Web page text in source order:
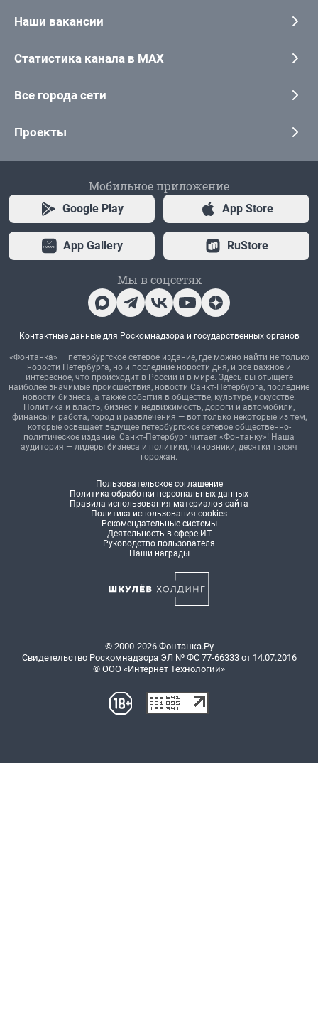
Наши вакансии
Статистика канала в MAX
Все города сети
Проекты
Мобильное приложение
Google Play App Store
App Gallery RuStore
Мы в соцсетях
Контактные данные для Роскомнадзора и государственных органов
«Фонтанка» — петербургское сетевое издание, где можно найти не только
новости Петербурга, но и последние новости дня, и все важное и
интересное, что происходит в России и в мире. Здесь вы отыщете
наиболее значимые происшествия, новости Санкт-Петербурга, последние
новости бизнеса, а также события в обществе, культуре, искусстве.
Политика и власть, бизнес и недвижимость, дороги и автомобили,
финансы и работа, город и развлечения — вот только некоторые из тем,
которые освещает ведущее петербургское сетевое общественно-
политическое издание. Санкт-Петербург читает «Фонтанку»! Наша
аудитория — лидеры бизнеса и политики, чиновники, десятки тысяч
горожан.
Пользовательское соглашение
Политика обработки персональных данных
Правила использования материалов сайта
Политика использования cookies
Рекомендательные системы
Деятельность в сфере ИТ
Руководство пользователя
Наши награды
© 2000-2026 Фонтанка.Ру
Свидетельство Роскомнадзора ЭЛ № ФС 77-66333 от 14.07.2016
© ООО «Интернет Технологии»